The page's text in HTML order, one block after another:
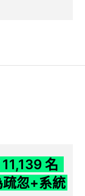
名
疏忽+系統